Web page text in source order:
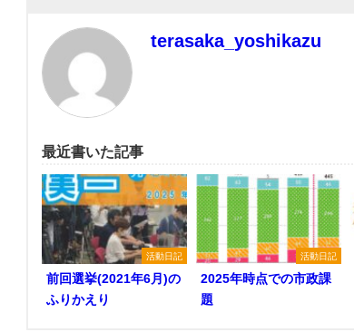
terasaka_yoshikazu
最近書いた記事
活動日記
前回選挙(2021年6月)の
ふりかえり
活動日記
2025年時点での市政課
題